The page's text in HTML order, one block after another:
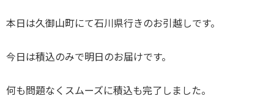
本日は久御山町にて石川県行きのお引越しです。
今日は積込のみで明日のお届けです。
何も問題なくスムーズに積込も完了しました。